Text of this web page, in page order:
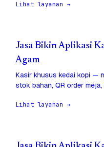
Lihat layanan →
Jasa Bikin Aplikasi
Agam
Kasir khusus kedai kopi —
stok bahan, QR order
Lihat layanan →